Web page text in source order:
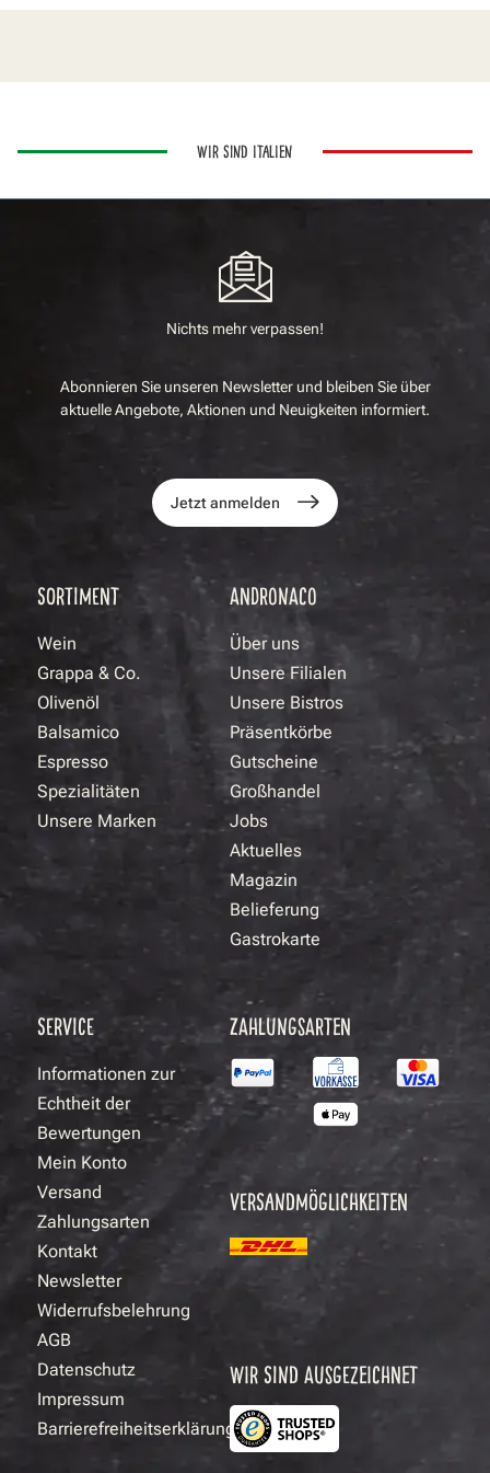
WIR SIND ITALIEN
Nichts mehr verpassen!
Abonnieren Sie unseren Newsletter und bleiben Sie über
aktuelle Angebote, Aktionen und Neuigkeiten informiert.
Jetzt anmelden
SORTIMENT
Wein
Grappa & Co.
Olivenöl
Balsamico
Espresso
Spezialitäten
Unsere Marken
ANDRONACO
Über uns
Unsere Filialen
Unsere Bistros
Präsentkörbe
Gutscheine
Großhandel
Jobs
Aktuelles
Magazin
Belieferung
Gastrokarte
SERVICE
Informationen zur
Echtheit der
Bewertungen
Mein Konto
Versand
Zahlungsarten
Kontakt
Newsletter
Widerrufsbelehrung
AGB
Datenschutz
Impressum
Barrierefreiheitserklärung
ZAHLUNGSARTEN
VERSANDMÖGLICHKEITEN
WIR SIND AUSGEZEICHNET